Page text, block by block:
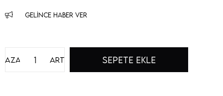
GELINCE HABER VER
Artır
Azalt